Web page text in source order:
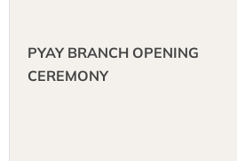
PYAY BRANCH OPENING
CEREMONY